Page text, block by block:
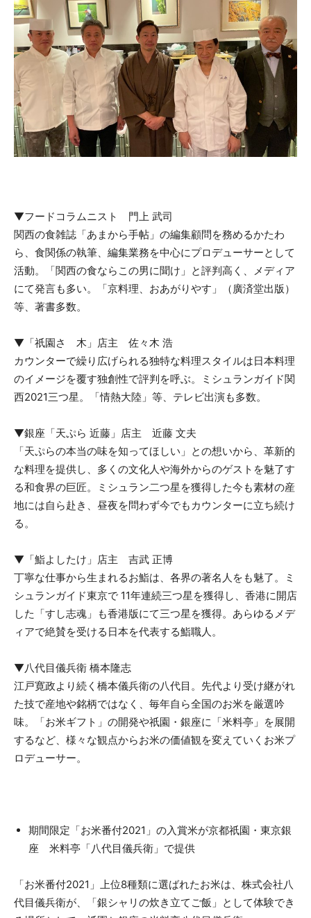
▼フードコラムニスト 門上 武司
関西の食雑誌「あまから手帖」の編集顧問を務めるかたわ
ら、食関係の執筆、編集業務を中心にプロデューサーとして
活動。「関西の食ならこの男に聞け」と評判高く、メディア
にて発言も多い。「京料理、おあがりやす」（廣済堂出版）
等、著書多数。
▼「祇園さゝ木」店主 佐々木 浩
カウンターで繰り広げられる独特な料理スタイルは日本料理
のイメージを覆す独創性で評判を呼ぶ。ミシュランガイド関
西2021三つ星。「情熱大陸」等、テレビ出演も多数。
▼銀座「天ぷら 近藤」店主 近藤 文夫
「天ぷらの本当の味を知ってほしい」との想いから、革新的
な料理を提供し、多くの文化人や海外からのゲストを魅了す
る和食界の巨匠。ミシュラン二つ星を獲得した今も素材の産
地には自ら赴き、昼夜を問わず今でもカウンターに立ち続け
る。
▼「鮨よしたけ」店主 吉武 正博
丁寧な仕事から生まれるお鮨は、各界の著名人をも魅了。ミ
シュランガイド東京で 11年連続三つ星を獲得し、香港に開店
した「すし志魂」も香港版にて三つ星を獲得。あらゆるメデ
ィアで絶賛を受ける日本を代表する鮨職人。
▼八代目儀兵衛 橋本隆志
江戸寛政より続く橋本儀兵衛の八代目。先代より受け継がれ
た技で産地や銘柄ではなく、毎年自ら全国のお米を厳選吟
味。「お米ギフト」の開発や祇園・銀座に「米料亭」を展開
するなど、様々な観点からお米の価値観を変えていくお米プ
ロデューサー。
期間限定「お米番付2021」の入賞米が京都祇園・東京銀
座 米料亭「八代目儀兵衛」で提供
「お米番付2021」上位8種類に選ばれたお米は、株式会社八
代目儀兵衛が、「銀シャリの炊き立てご飯」として体験でき